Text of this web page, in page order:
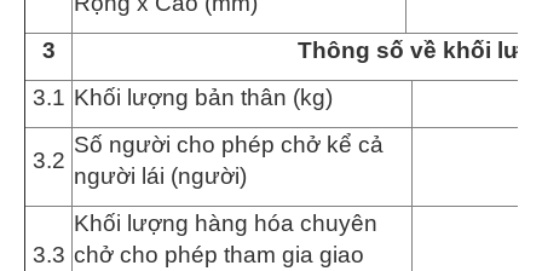
3 Thông số về khối
3.1 Khối lượng bản thân (kg)
3.2
Số người cho phép chở kể cả
người lái (người)
3.3
Khối lượng hàng hóa chuyên
chở cho phép tham gia giao